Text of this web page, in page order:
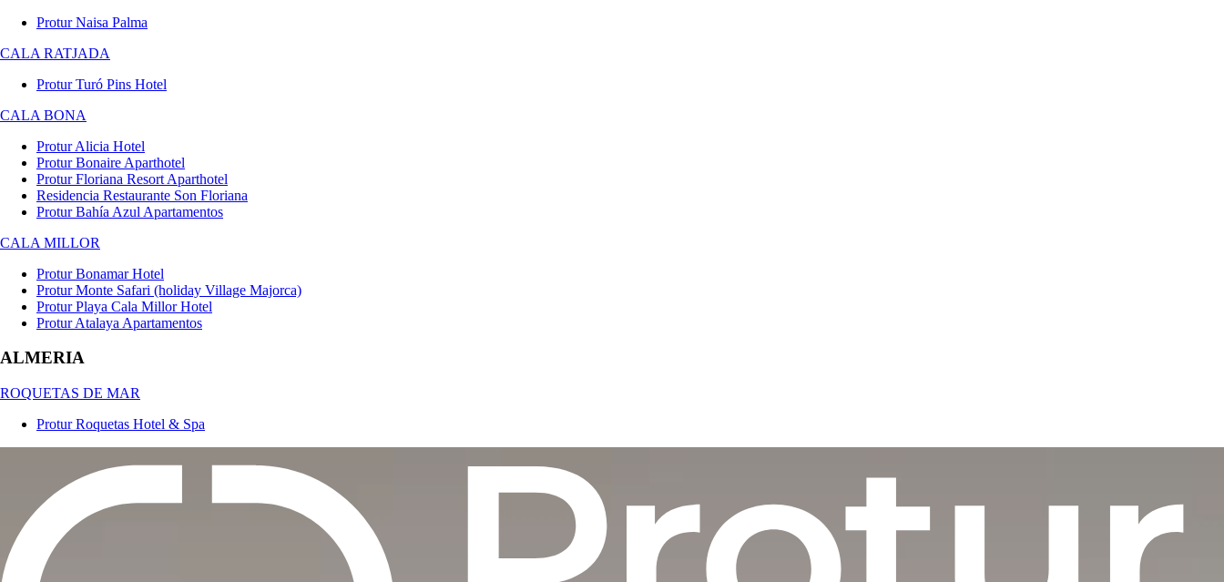
Protur Naisa Palma
CALA RATJADA
Protur Turó Pins Hotel
CALA BONA
Protur Alicia Hotel
Protur Bonaire Aparthotel
Protur Floriana Resort Aparthotel
Residencia Restaurante Son Floriana
Protur Bahía Azul Apartamentos
CALA MILLOR
Protur Bonamar Hotel
Protur Monte Safari (holiday Village Majorca)
Protur Playa Cala Millor Hotel
Protur Atalaya Apartamentos
ALMERIA
ROQUETAS DE MAR
Protur Roquetas Hotel & Spa